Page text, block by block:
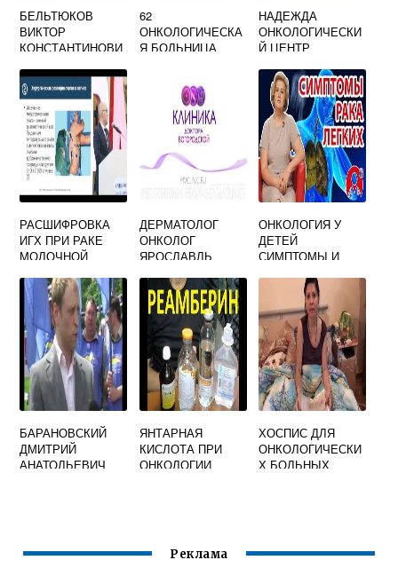
БЕЛЬТЮКОВ
ВИКТОР
КОНСТАНТИНОВИ
КРАСНОЯРСК
62
ОНКОЛОГИЧЕСКА
Я БОЛЬНИЦА
НАДЕЖДА
ОНКОЛОГИЧЕСКИ
Й ЦЕНТР
РАСШИФРОВКА
ИГХ ПРИ РАКЕ
МОЛОЧНОЙ
ДЕРМАТОЛОГ
ОНКОЛОГ
ЯРОСЛАВЛЬ
ОНКОЛОГИЯ У
ДЕТЕЙ
СИМПТОМЫ И
БОЛЕЗНИ
БАРАНОВСКИЙ
ДМИТРИЙ
АНАТОЛЬЕВИЧ
ЯНТАРНАЯ
КИСЛОТА ПРИ
ОНКОЛОГИИ
ХОСПИС ДЛЯ
ОНКОЛОГИЧЕСКИ
Х БОЛЬНЫХ
Реклама